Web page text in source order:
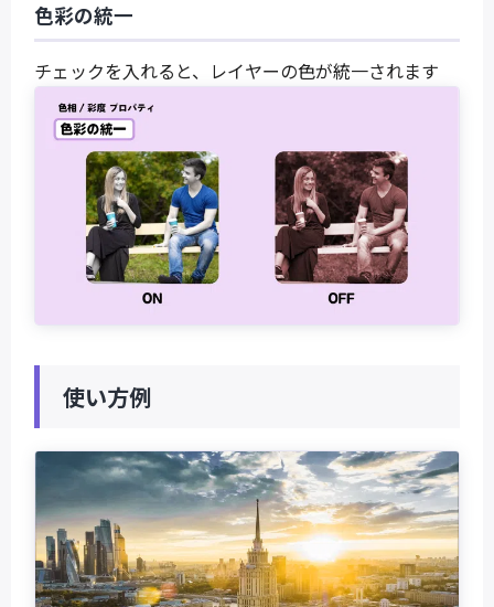
色彩の統一
チェックを入れると、レイヤーの色が統一されます
使い方例